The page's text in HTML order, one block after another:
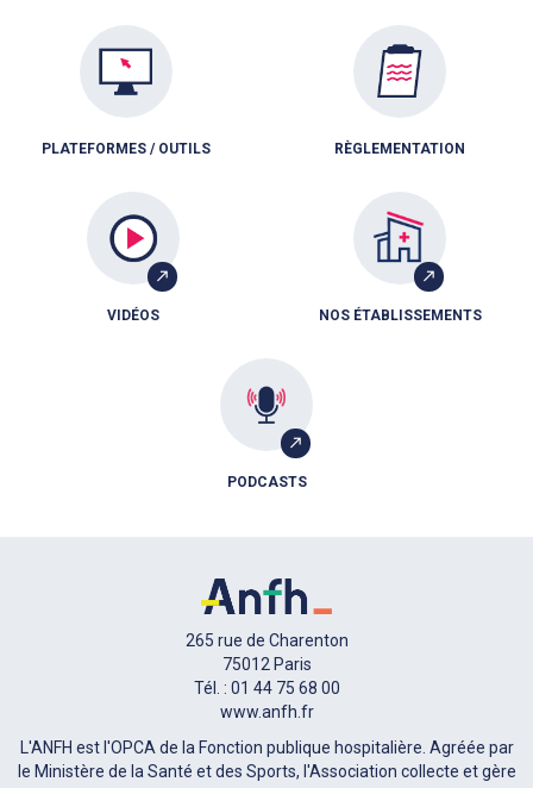
PLATEFORMES / OUTILS RÈGLEMENTATION
VIDÉOS NOS ÉTABLISSEMENTS
PODCASTS
265 rue de Charenton
75012 Paris
Tél. : 01 44 75 68 00
www.anfh.fr
L'ANFH est l'OPCA de la Fonction publique hospitalière. Agréée par
le Ministère de la Santé et des Sports, l'Association collecte et gère